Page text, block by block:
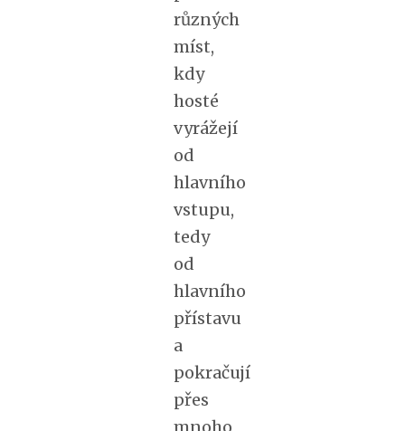
různých
míst,
kdy
hosté
vyrážejí
od
hlavního
vstupu,
tedy
od
hlavního
přístavu
a
pokračují
přes